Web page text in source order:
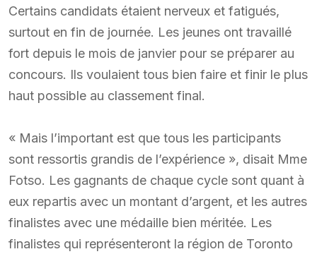
Certains candidats étaient nerveux et fatigués,
surtout en fin de journée. Les jeunes ont travaillé
fort depuis le mois de janvier pour se préparer au
concours. Ils voulaient tous bien faire et finir le plus
haut possible au classement final.
« Mais l’important est que tous les participants
sont ressortis grandis de l’expérience », disait Mme
Fotso. Les gagnants de chaque cycle sont quant à
eux repartis avec un montant d’argent, et les autres
finalistes avec une médaille bien méritée. Les
finalistes qui représenteront la région de Toronto